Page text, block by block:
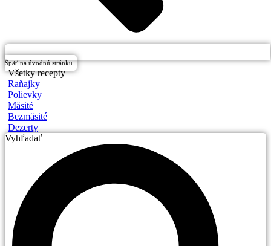
Späť na úvodnú stránku
Všetky recepty
Raňajky
Polievky
Mäsité
Bezmäsité
Dezerty
Vyhľadať